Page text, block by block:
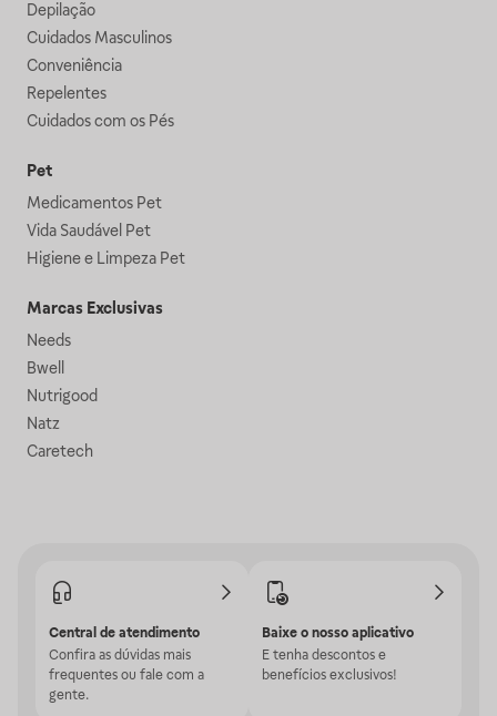
Depilação
Cuidados Masculinos
Conveniência
Repelentes
Cuidados com os Pés
Pet
Medicamentos Pet
Vida Saudável Pet
Higiene e Limpeza Pet
Marcas Exclusivas
Needs
Bwell
Nutrigood
Natz
Caretech
Central de atendimento
Confira as dúvidas mais
frequentes ou fale com a
gente.
Baixe o nosso aplicativo
E tenha descontos e
benefícios exclusivos!